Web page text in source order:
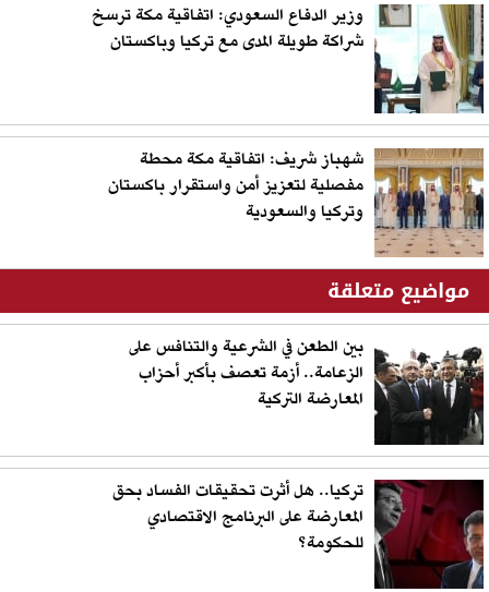
وزير الدفاع السعودي: اتفاقية مكة ترسخ
شراكة طويلة المدى مع تركيا وباكستان
شهباز شريف: اتفاقية مكة محطة
مفصلية لتعزيز أمن واستقرار باكستان
وتركيا والسعودية
مواضيع متعلقة
بين الطعن في الشرعية والتنافس على
الزعامة.. أزمة تعصف بأكبر أحزاب
المعارضة التركية
تركيا.. هل أثرت تحقيقات الفساد بحق
المعارضة على البرنامج الاقتصادي
للحكومة؟